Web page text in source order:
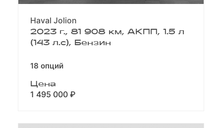
Haval Jolion
2023 г., 81 908 км, АКПП, 1.5 л
(143 л.с), Бензин
18 опций
Цена
1 495 000 ₽